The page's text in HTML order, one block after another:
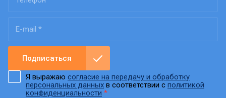
Я выражаю согласие на передачу и обработку
персональных данных в соответствии с политикой
конфиденциальности *
Подписаться